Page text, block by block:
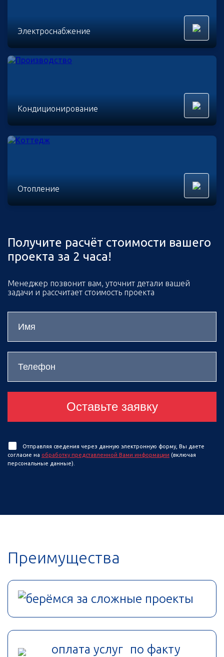
Электроснабжение
Кондиционирование
Отопление
Получите расчёт стоимости вашего
проекта за 2 часа!
Менеджер позвонит вам, уточнит детали вашей
задачи и рассчитает стоимость проекта
Оставьте заявку
Отправляя сведения через данную электронную форму, Вы даете
согласие на обработку представленной Вами информации (включая
персональные данные).
Преимущества
берёмся за сложные проекты
оплата услуг по факту